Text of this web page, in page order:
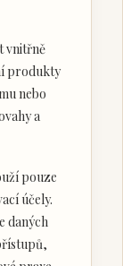
vnitřně
produkty
nebo
a
pouze
účely.
daných